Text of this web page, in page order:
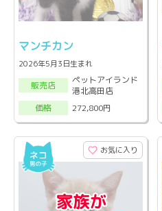
マンチカン
2026年5月3日生まれ
販売店
ペットアイランド
港北高田店
価格
272,800円
お気に入り